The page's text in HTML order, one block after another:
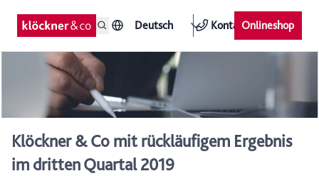
Deutsch KontaktOnlineshop
Klöckner & Co mit rückläufigem Ergebnis
im dritten Quartal 2019